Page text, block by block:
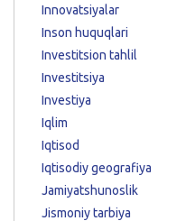
Innovatsiyalar
Inson huquqlari
Investitsion tahlil
Investitsiya
Investiya
Iqlim
Iqtisod
Iqtisodiy geografiya
Jamiyatshunoslik
Jismoniy tarbiya